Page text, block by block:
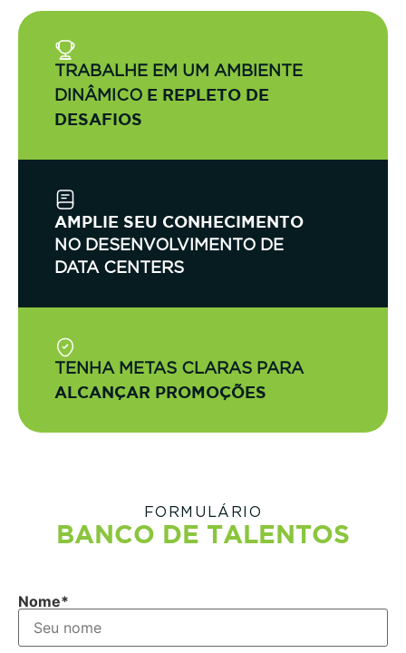
TRABALHE EM UM AMBIENTE
DINÂMICO E REPLETO DE
DESAFIOS
AMPLIE SEU CONHECIMENTO
NO DESENVOLVIMENTO DE
DATA CENTERS
TENHA METAS CLARAS PARA
ALCANÇAR PROMOÇÕES
FORMULÁRIO
BANCO DE TALENTOS
Nome*